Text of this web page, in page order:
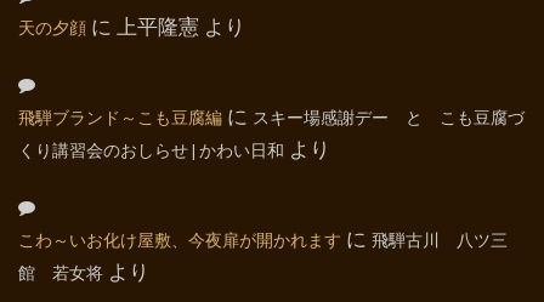
天の夕顔 に 上平隆憲 より
飛騨ブランド～こも豆腐編 に スキー場感謝デー と こも豆腐づ
くり講習会のおしらせ | かわい日和 より
こわ～いお化け屋敷、今夜扉が開かれます に 飛騨古川 八ツ三
館 若女将 より